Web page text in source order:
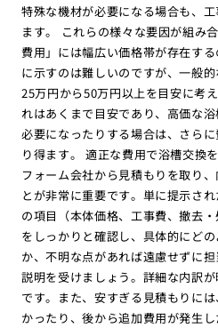
特殊な機材が必要になる場合も、
ます。 これらの様々な要因が組み
費用」には幅広い価格帯が存在す
に示すのは難しいのですが、一般
25万円から50万円以上を目安に考
れはあくまで目安であり、高価な
必要になったりする場合は、さら
り得ます。 適正な費用で浴槽交換
フォーム会社から見積もりを取り
とが非常に重要です。単に提示さ
の項目（本体価格、工事費、撤去
をしっかりと確認し、具体的にど
か、不明な点があれば遠慮せずに
説明を受けましょう。詳細な内訳
です。また、安すぎる見積もりに
かったり、後から追加費用が発生